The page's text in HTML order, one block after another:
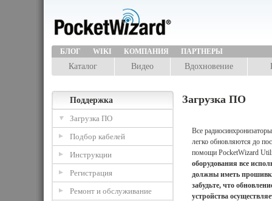
БЛОГ WIKI КОМПАНИЯ ПАРТНЕРЫ
Каталог Видео Вдохновение
Поддержка
Загрузка ПО
Подбор кабелей
Инструкции
Регистрация
Ремонт и обслуживание
Загрузка ПО
Все
легко обновляются до
помощи PocketWizard
оборудования все
должны иметь
забудьте, что
устройства